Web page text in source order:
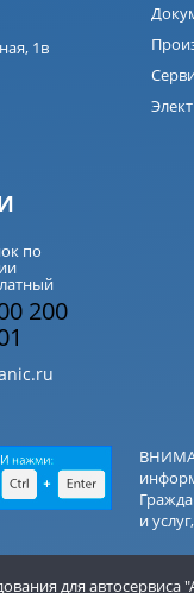
1в
по
200
и
для автосервиса